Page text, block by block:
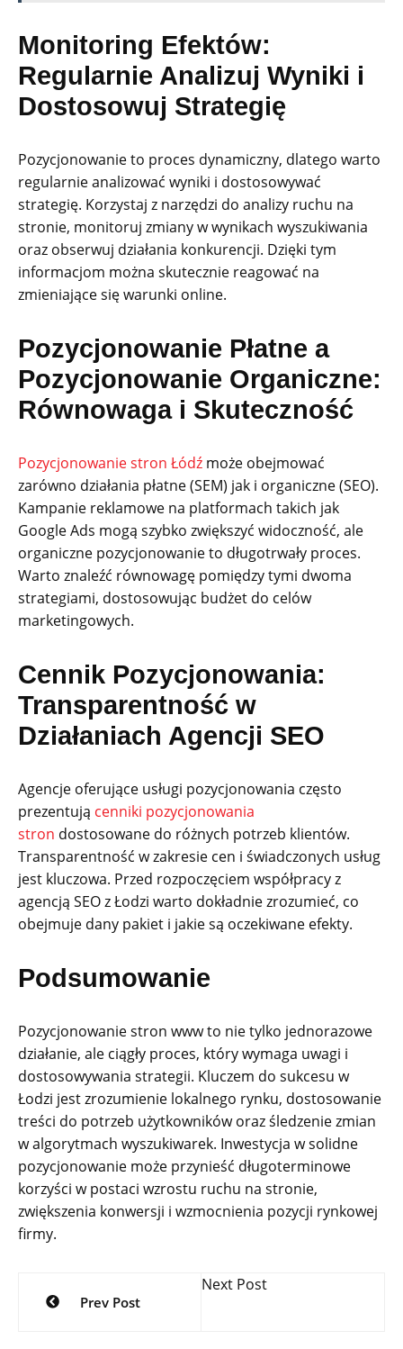
Monitoring Efektów:
Regularnie Analizuj Wyniki i
Dostosowuj Strategię
Pozycjonowanie to proces dynamiczny, dlatego warto
regularnie analizować wyniki i dostosowywać
strategię. Korzystaj z narzędzi do analizy ruchu na
stronie, monitoruj zmiany w wynikach wyszukiwania
oraz obserwuj działania konkurencji. Dzięki tym
informacjom można skutecznie reagować na
zmieniające się warunki online.
Pozycjonowanie Płatne a
Pozycjonowanie Organiczne:
Równowaga i Skuteczność
Pozycjonowanie stron Łódź może obejmować
zarówno działania płatne (SEM) jak i organiczne (SEO).
Kampanie reklamowe na platformach takich jak
Google Ads mogą szybko zwiększyć widoczność, ale
organiczne pozycjonowanie to długotrwały proces.
Warto znaleźć równowagę pomiędzy tymi dwoma
strategiami, dostosowując budżet do celów
marketingowych.
Cennik Pozycjonowania:
Transparentność w
Działaniach Agencji SEO
Agencje oferujące usługi pozycjonowania często
prezentują cenniki pozycjonowania
stron dostosowane do różnych potrzeb klientów.
Transparentność w zakresie cen i świadczonych usług
jest kluczowa. Przed rozpoczęciem współpracy z
agencją SEO z Łodzi warto dokładnie zrozumieć, co
obejmuje dany pakiet i jakie są oczekiwane efekty.
Podsumowanie
Pozycjonowanie stron www to nie tylko jednorazowe
działanie, ale ciągły proces, który wymaga uwagi i
dostosowywania strategii. Kluczem do sukcesu w
Łodzi jest zrozumienie lokalnego rynku, dostosowanie
treści do potrzeb użytkowników oraz śledzenie zmian
w algorytmach wyszukiwarek. Inwestycja w solidne
pozycjonowanie może przynieść długoterminowe
korzyści w postaci wzrostu ruchu na stronie,
zwiększenia konwersji i wzmocnienia pozycji rynkowej
firmy.
wpisu
Prev Post
Next Post